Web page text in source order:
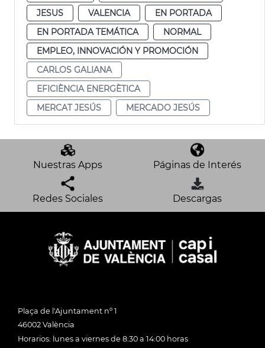
JESUS
VALENCIA
EN PORTADA
EN PORTADA TEMÁTICA
NORMAL
EMPLEO, INNOVACIÓN Y PROMOCIÓN
CARLOS GALIANA
EFICIÈNCIA ENERGÈTICA
MERCAT JESÚS
MERCADO JESÚS
Nuestras Apps Páginas de Interés
Redes Sociales Descargas
Plaça de l'Ajuntament nº 1
46002 València
Horarios: lunes a viernes de 8:30 a 14:00 horas